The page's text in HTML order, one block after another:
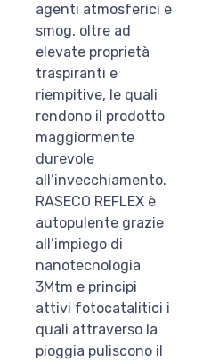
agenti atmosferici e
smog, oltre ad
elevate proprietà
traspiranti e
riempitive, le quali
rendono il prodotto
maggiormente
durevole
all’invecchiamento.
RASECO REFLEX è
autopulente grazie
all’impiego di
nanotecnologia
3Mtm e principi
attivi fotocatalitici i
quali attraverso la
pioggia puliscono il